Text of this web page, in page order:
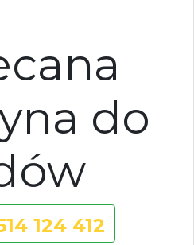
do
124 412